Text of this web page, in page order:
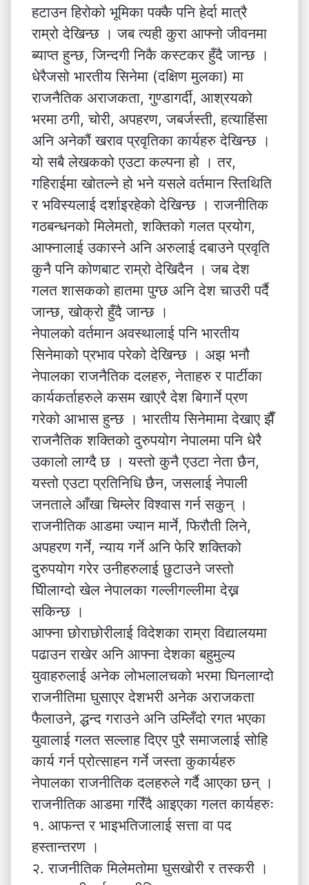
हटाउन हिरोको भूमिका पक्कै पनि हेर्दा मात्रै
राम्रो देखिन्छ । जब त्यही कुरा आफ्नो जीवनमा
ब्याप्त हुन्छ, जिन्दगी निकै कस्टकर हुँदै जान्छ ।
धेरैजसो भारतीय सिनेमा (दक्षिण मुलका) मा
राजनैतिक अराजकता, गुण्डागर्दी, आश्रयको
भरमा ठगी, चोरी, अपहरण, जबर्जस्ती, हत्याहिंसा
अनि अनेकौं खराव प्रवृतिका कार्यहरु देखिन्छ ।
यो सबै लेखकको एउटा कल्पना हो । तर,
गहिराईमा खोतल्ने हो भने यसले वर्तमान स्तिथिति
र भविस्यलाई दर्शाइरहेको देखिन्छ । राजनीतिक
गठबन्धनको मिलेमतो, शक्तिको गलत प्रयोग,
आफ्नालाई उकास्ने अनि अरुलाई दबाउने प्रवृति
कुनै पनि कोणबाट राम्रो देखिदैन । जब देश
गलत शासकको हातमा पुग्छ अनि देश चाउरी पर्दै
जान्छ, खोक्रो हुँदै जान्छ ।
नेपालको वर्तमान अवस्थालाई पनि भारतीय
सिनेमाको प्रभाव परेको देखिन्छ । अझ भनौ
नेपालका राजनैतिक दलहरु, नेताहरु र पार्टीका
कार्यकर्ताहरुले कसम खाएरै देश बिगार्ने प्रण
गरेको आभास हुन्छ । भारतीय सिनेमामा देखाए झैँ
राजनैतिक शक्तिको दुरुपयोग नेपालमा पनि धेरै
उकालो लाग्दै छ । यस्तो कुनै एउटा नेता छैन,
यस्तो एउटा प्रतिनिधि छैन, जसलाई नेपाली
जनताले आँखा चिम्लेर विश्वास गर्न सकुन् ।
राजनीतिक आडमा ज्यान मार्ने, फिरौती लिने,
अपहरण गर्ने, न्याय गर्ने अनि फेरि शक्तिको
दुरुपयोग गरेर उनीहरुलाई छुटाउने जस्तो
घिीलाग्दो खेल नेपालका गल्लीगल्लीमा देख्न
सकिन्छ ।
आफ्ना छोराछोरीलाई विदेशका राम्रा विद्यालयमा
पढाउन राखेर अनि आफ्ना देशका बहुमुल्य
युवाहरुलाई अनेक लोभलालचको भरमा घिनलाग्दो
राजनीतिमा घुसाएर देशभरी अनेक अराजकता
फैलाउने, द्धन्द गराउने अनि उम्लिँदो रगत भएका
युवालाई गलत सल्लाह दिएर पुरै समाजलाई सोहि
कार्य गर्न प्रोत्साहन गर्ने जस्ता कुकार्यहरु
नेपालका राजनीतिक दलहरुले गर्दै आएका छन् ।
राजनीतिक आडमा गरिँदै आइएका गलत कार्यहरुः
१. आफन्त र भाइभतिजालाई सत्ता वा पद
हस्तान्तरण ।
२. राजनीतिक मिलेमतोमा घुसखोरी र तस्करी ।